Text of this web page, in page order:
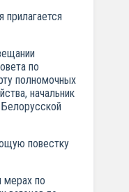
прилагается
по
полномочных
начальник
повестку
мерах по